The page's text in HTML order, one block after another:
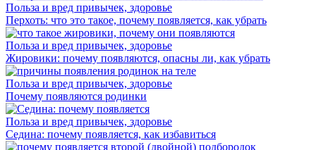
Польза и вред привычек, здоровье
Перхоть: что это такое, почему появляется, как убрать
Польза и вред привычек, здоровье
Жировики: почему появляются, опасны ли, как убрать
Польза и вред привычек, здоровье
Почему появляются родинки
Польза и вред привычек, здоровье
Седина: почему появляется, как избавиться